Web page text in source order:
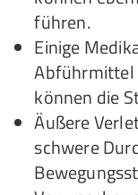
führen.
Einige
Abführmittel
können die
Äußere
schwere